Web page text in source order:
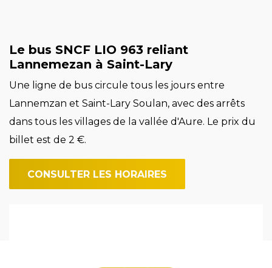
Le bus SNCF LIO 963 reliant
Lannemezan à Saint-Lary
Une ligne de bus circule tous les jours entre
Lannemzan et Saint-Lary Soulan, avec des arrêts
dans tous les villages de la vallée d'Aure. Le prix du
billet est de 2 €.
CONSULTER LES HORAIRES